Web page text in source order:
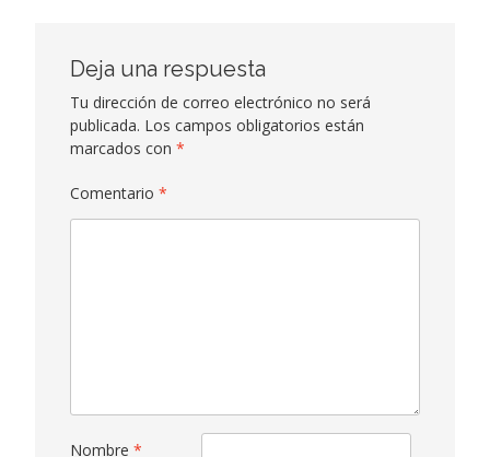
Deja una respuesta
Tu dirección de correo electrónico no será
publicada. Los campos obligatorios están
marcados con *
Comentario *
Nombre *